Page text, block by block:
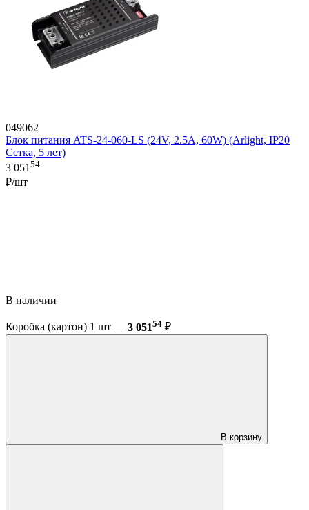
049062
Блок питания ATS-24-060-LS (24V, 2.5A, 60W) (Arlight, IP20
Сетка, 5 лет)
3 051 54
₽/шт
В наличии
Коробка (картон) 1 шт — 3 05154 ₽
В корзину